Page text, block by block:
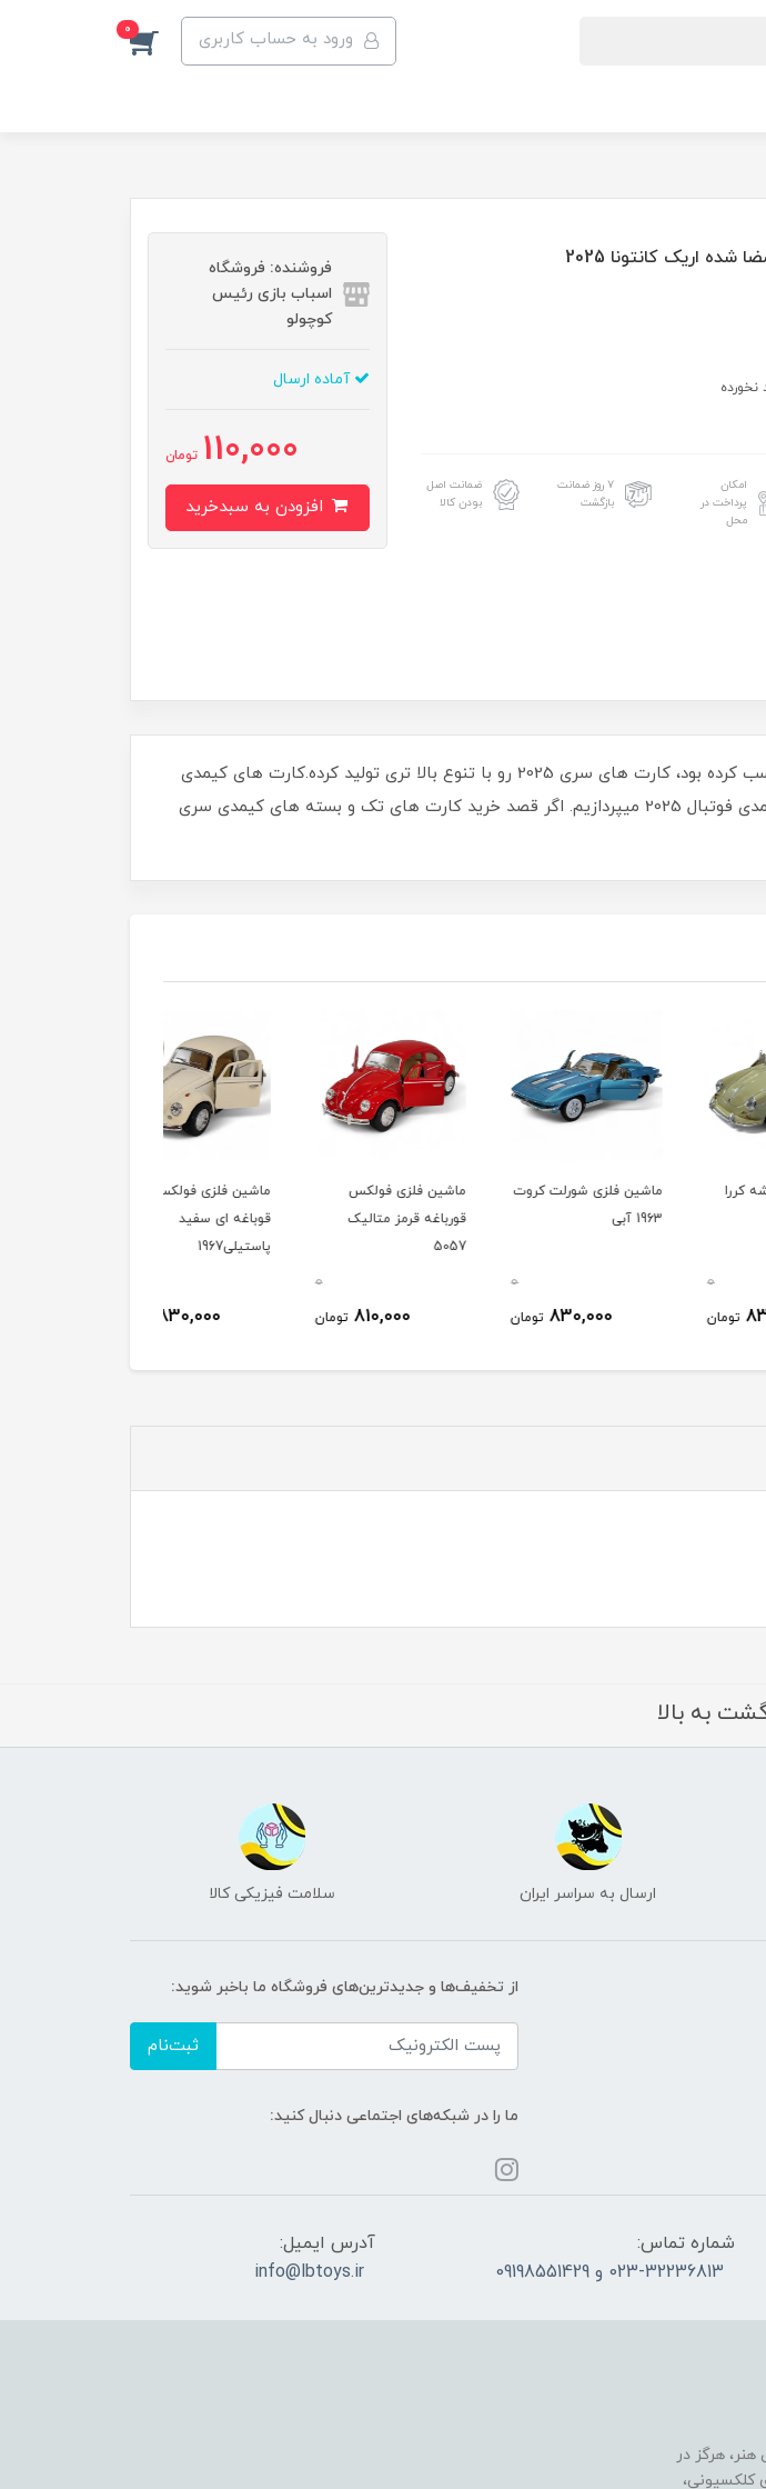
ورود به حساب کاربری 0
اریک کانتونا 2025
امکان
پرداخت در
محل
۷ روز ضمانت
بازگشت
ضمانت اصل
بودن کالا
فروشنده: فروشگاه
اسباب بازی رئیس
کوچولو
آماده ارسال
110,000 تومان
شرکت کیمدی که از کارت های محبوب کیمدی فوتبال سری 2024 تجربه خوبی کسب کرده بود، کارت های سری 2025 رو با تنوع بالا تری تولید کرده.کارت های کیمدی
2025 در 10 دسته بندی قرار دارند که در وبلاگ به معرفی کامل انواع کارت های کیمدی فوتبال 2025 میپردازیم. اگر قصد خرید کارت های تک و بسته های کیمدی سری
ماشین فلزی شورلت کروت
تومان
ماشین فلزی فولکس
قورباغه قرمز متالیک
تومان
ماشین فلزی فولکس
قوباغه ای سفید
تومان
به بالا
ارسال به سراسر ایران سلامت فیزیکی کالا
از تخفیف‌ها و جدیدترین‌های فروشگاه ما باخبر شوید:
ثبت‌نام
ما را در شبکه‌های اجتماعی دنبال کنید:
شماره تماس:
023-32236813 و 09198551429
آدرس ایمیل:
info@lbtoys.ir
هرگز در
کلکسیونی،